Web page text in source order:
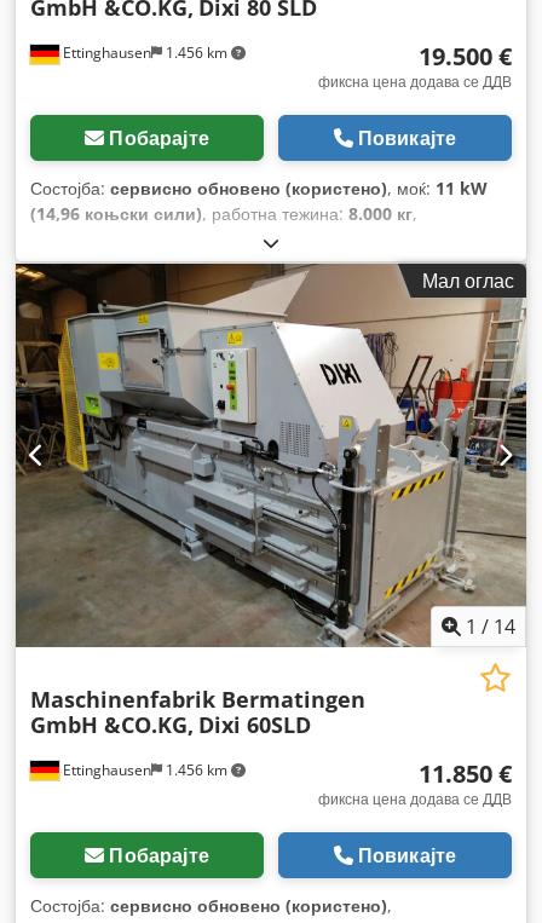
Ettinghausen 1.456 km
GmbH &CO.KG, Dixi 80 SLD
19.500 €
фиксна цена додава се ДДВ
Побарајте Повикајте
Состојба: сервисно обновено (користено), моќ: 11 kW
(14,96 коњски сили), работна тежина: 8.000 кг,
Мал оглас
1 / 14
Ettinghausen 1.456 km
Maschinenfabrik Bermatingen
GmbH &CO.KG, Dixi 60SLD
11.850 €
фиксна цена додава се ДДВ
Побарајте Повикајте
Состојба: сервисно обновено (користено),